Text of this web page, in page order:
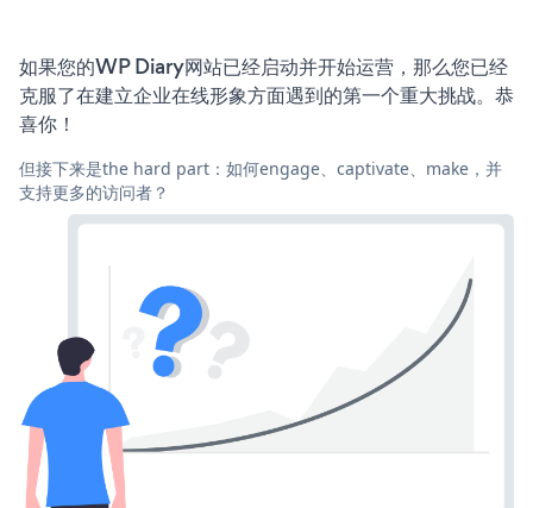
如果您的WP Diary网站已经启动并开始运营，那么您已经
克服了在建立企业在线形象方面遇到的第一个重大挑战。恭
喜你！
但接下来是the hard part：如何engage、captivate、make，并
支持更多的访问者？